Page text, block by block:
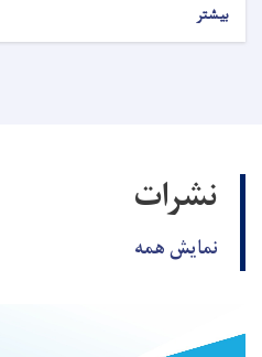
بیشتر
نشرات
نمایش همه